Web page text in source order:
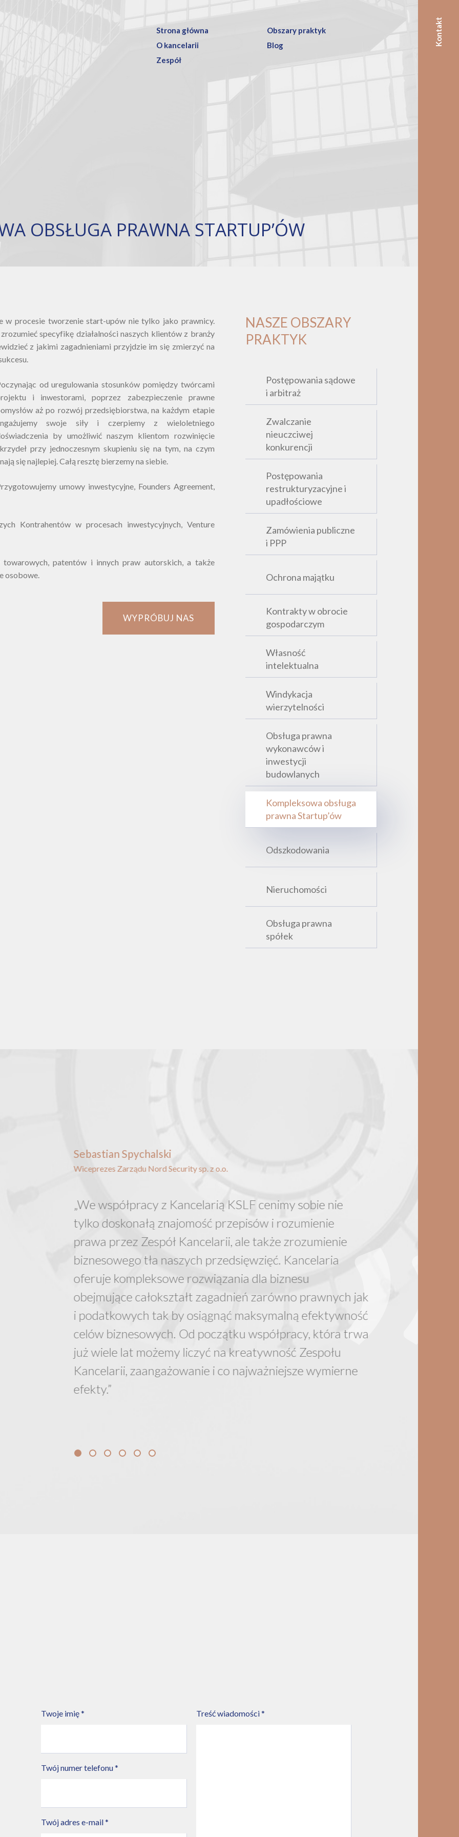
Kontakt
Strona główna
Obszary praktyk
O kancelarii
Blog
Zespół
OBSŁUGA PRAWNA STARTUP’ÓW
NASZE OBSZARY
PRAKTYK
Postępowania sądowe
i arbitraż
Zwalczanie
nieuczciwej
konkurencji
Postępowania
restrukturyzacyjne i
upadłościowe
Zamówienia publiczne
i PPP
Ochrona majątku
Kontrakty w obrocie
gospodarczym
Własność
intelektualna
Windykacja
wierzytelności
Obsługa prawna
wykonawców i
inwestycji
budowlanych
Kompleksowa obsługa
prawna Startup’ów
Odszkodowania
Nieruchomości
Obsługa prawna
spółek
w procesie tworzenie start-upów nie tylko jako prawnicy.
specyfikę działalności naszych klientów z branży
z jakimi zagadnieniami przyjdzie im się zmierzyć na
od uregulowania stosunków pomiędzy twórcami
i inwestorami, poprzez zabezpieczenie prawne
aż po rozwój przedsiębiorstwa, na każdym etapie
swoje siły i czerpiemy z wieloletniego
by umożliwić naszym klientom rozwinięcie
przy jednoczesnym skupieniu się na tym, na czym
się najlepiej. Całą resztę bierzemy na siebie.
umowy inwestycyjne, Founders Agreement,
Kontrahentów w procesach inwestycyjnych, Venture
patentów i innych praw autorskich, a także
osobowe.
WYPRÓBUJ NAS
Sebastian Spychalski
Wiceprezes Zarządu Nord Security sp. z o.o.
„We współpracy z Kancelarią KSLF cenimy sobie nie
tylko doskonałą znajomość przepisów i rozumienie
prawa przez Zespół Kancelarii, ale także zrozumienie
biznesowego tła naszych przedsięwzięć. Kancelaria
oferuje kompleksowe rozwiązania dla biznesu
obejmujące całokształt zagadnień zarówno prawnych jak
i podatkowych tak by osiągnąć maksymalną efektywność
celów biznesowych. Od początku współpracy, która trwa
już wiele lat możemy liczyć na kreatywność Zespołu
Kancelarii, zaangażowanie i co najważniejsze wymierne
efekty.”
Twoje imię *
Twój numer telefonu *
Twój adres e-mail *
Treść wiadomości *